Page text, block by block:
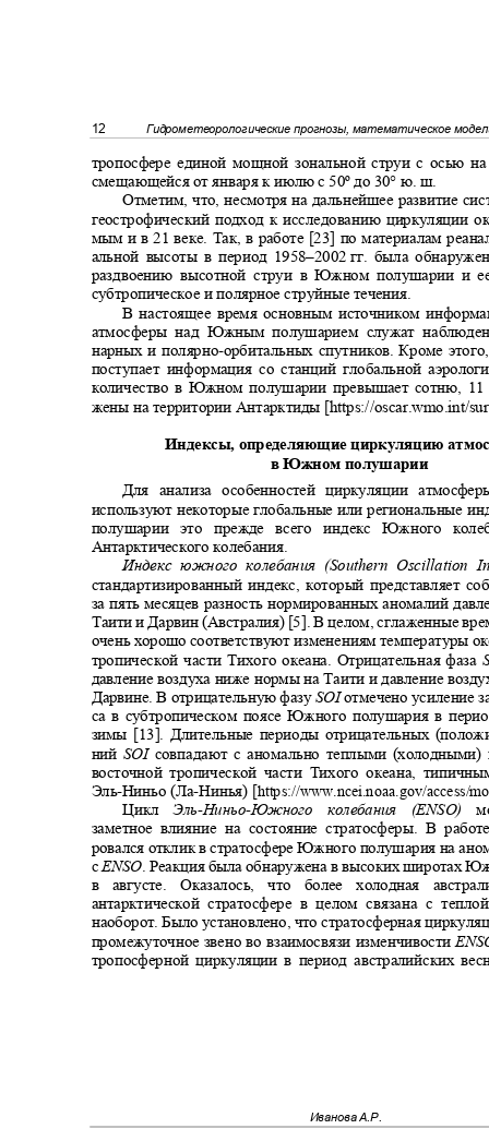
12 Гидрометеорологические прогнозы, математическое
тропосфере единой мощной зональной струи с осью
смещающейся от января к июлю с 50º до 30° ю. ш.
Отметим, что, несмотря на дальнейшее развитие
геострофический подход к исследованию циркуляции
мым и в 21 веке. Так, в работе [23] по материалам
альной высоты в период 1958‒2002 гг. была
раздвоению высотной струи в Южном полушарии и
субтропическое и полярное струйные течения.
В настоящее время основным источником
атмосферы над Южным полушарием служат
нарных и полярно-орбитальных спутников. Кроме
поступает информация со станций глобальной
количество в Южном полушарии превышает сотню, 11
жены на территории Антарктиды [https://oscar.wmo.int/
Индексы, определяющие циркуляцию
в Южном полушарии
Для анализа особенностей циркуляции
используют некоторые глобальные или
полушарии это прежде всего индекс Южного
Антарктического колебания.
Индекс южного колебания (Southern Oscillation
стандартизированный индекс, который представляет
за пять месяцев разность нормированных аномалий
Таити и Дарвин (Австралия) [5]. В целом, сглаженные
очень хорошо соответствуют изменениям температуры
тропической части Тихого океана. Отрицательная фаза
давление воздуха ниже нормы на Таити и давление
Дарвине. В отрицательную фазуSOIотмечено усиление
са в субтропическом поясе Южного полушария в
зимы [13]. Длительные периоды отрицательных
ний SOI совпадают с аномально теплыми
восточной тропической части Тихого океана,
Эль-Ниньо (Ла-Нинья) [https://www.ncei.noaa.gov/access/
ЦиклЭль-Ниньо-Южного колебания (ENSO)
заметное влияние на состояние стратосферы. В
ровался отклик в стратосфере Южного полушария на
сENSO. Реакция была обнаружена в высоких широтах
в августе. Оказалось, что более холодная
антарктической стратосфере в целом связана с
наоборот. Было установлено, что стратосферная
промежуточное звено во взаимосвязи изменчивости
тропосферной циркуляции в период австралийских
Иванова А.Р.